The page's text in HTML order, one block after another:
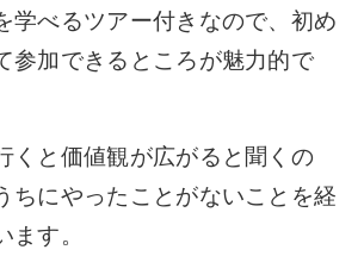
学べるツアー付きなので、初め
参加できるところが魅力的で
くと価値観が広がると聞くの
ちにやったことがないことを経
ます。